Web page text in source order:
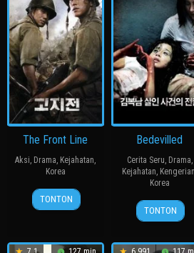
The Front Line
Aksi, Drama, Kejahatan,
Korea
20
Jul
장
훈
TONTON
Bedevilled
Cerita Seru, Drama,
Kejahatan, Kengerian
Korea
19
Aug
장
철
TONTON